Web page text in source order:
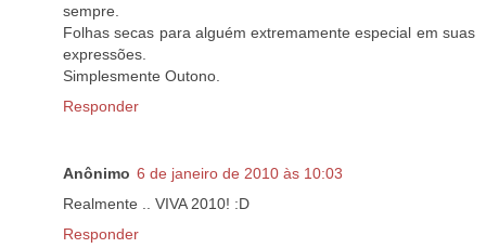
sempre.
Folhas secas para alguém extremamente especial em suas
expressões.
Simplesmente Outono.
Responder
Anônimo 6 de janeiro de 2010 às 10:03
Realmente .. VIVA 2010! :D
Responder